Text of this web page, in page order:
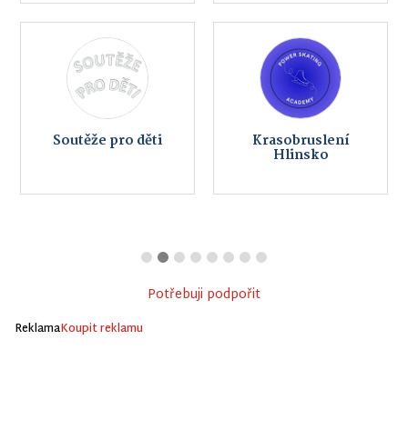
Soutěže pro děti Krasobruslení
Hlinsko
Potřebuji podpořit
ReklamaKoupit reklamu